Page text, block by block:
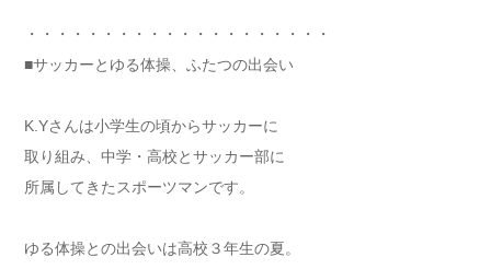
・・・・・・・・・・・・・・・・・・・・
■サッカーとゆる体操、ふたつの出会い
K.Yさんは小学生の頃からサッカーに
取り組み、中学・高校とサッカー部に
所属してきたスポーツマンです。
ゆる体操との出会いは高校３年生の夏。